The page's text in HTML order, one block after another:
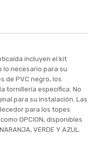
incluyen el kit
lo necesario para su
de PVC negro, los
tornillería específica. No
para su instalación. Las
para los topes
OPCION, disponibles
VERDE Y AZUL.